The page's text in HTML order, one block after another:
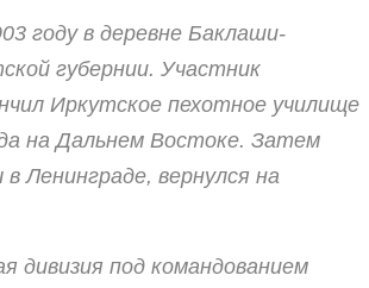
году в деревне Баклаши-
губернии. Участник
Иркутское пехотное училище
на Дальнем Востоке. Затем
Ленинграде, вернулся на
дивизия под командованием